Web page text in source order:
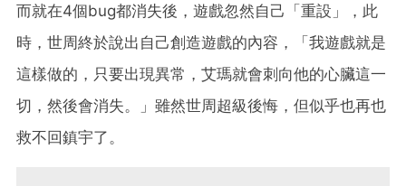
而就在4個bug都消失後，遊戲忽然自己「重設」，此
時，世周終於說出自己創造遊戲的內容，「我遊戲就是
這樣做的，只要出現異常，艾瑪就會刺向他的心臟這一
切，然後會消失。」雖然世周超級後悔，但似乎也再也
救不回鎮宇了。